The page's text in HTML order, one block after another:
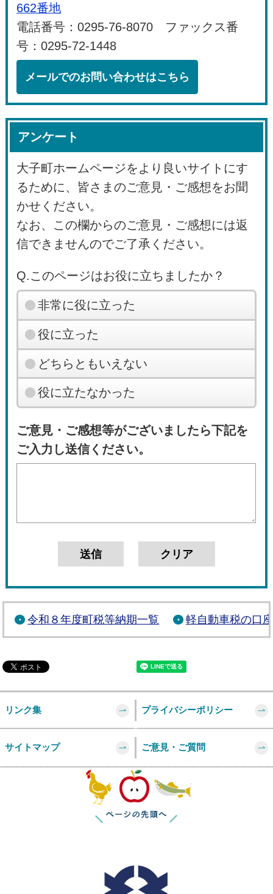
662番地
電話番号：0295-76-8070 ファックス番
号：0295-72-1448
メールでのお問い合わせはこちら
アンケート
大子町ホームページをより良いサイトにす
るために、皆さまのご意見・ご感想をお聞
かせください。
なお、この欄からのご意見・ご感想には返
信できませんのでご了承ください。
Q.このページはお役に立ちましたか？
非常に役に立った
役に立った
どちらともいえない
役に立たなかった
ご意見・ご感想等がございましたら下記を
ご入力し送信ください。
令和８年度町税等納期一覧 軽自動車税の口
リンク集 プライバシーポリシー
サイトマップ ご意見・ご質問